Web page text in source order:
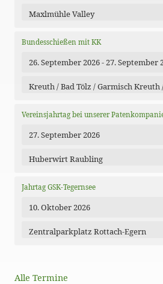
Maxlmühle Valley
Bundesschießen mit KK
26. September 2026 - 27. September
Kreuth / Bad Tölz / Garmisch Kreuth
Vereinsjahrtag bei unserer
27. September 2026
Huberwirt Raubling
Jahrtag GSK-Tegernsee
10. Oktober 2026
Zentralparkplatz Rottach-Egern
Alle Termine